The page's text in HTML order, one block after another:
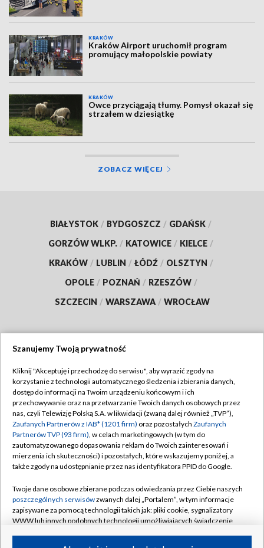
KRAKÓW
Kraków Airport uruchomił program
promujący małopolskie powiaty
KRAKÓW
Owce przyciągają tłumy. Pomysł okazał się
strzałem w dziesiątkę
ZOBACZ WIĘCEJ
BIAŁYSTOK / BYDGOSZCZ / GDAŃSK /
GORZÓW WLKP. / KATOWICE / KIELCE /
KRAKÓW / LUBLIN / ŁÓDŹ / OLSZTYN /
OPOLE / POZNAŃ / RZESZÓW /
SZCZECIN / WARSZAWA / WROCŁAW
TVP
Abonament TVP
Emisja w TVP
Centrum informacji TVP
Naziemna Telewizja Cyfrowa
Rada Programowa
System NOS
Informacje o nadawcy
Regulamin TVP
Polityka prywatności
Moje zgody
Pomoc
Kontakt
Kanały
Szanujemy Twoją prywatność
Kliknij "Akceptuję i przechodzę do serwisu", aby wyrazić zgody na
korzystanie z technologii automatycznego śledzenia i zbierania danych,
dostęp do informacji na Twoim urządzeniu końcowym i ich
przechowywanie oraz na przetwarzanie Twoich danych osobowych przez
nas, czyli Telewizję Polską S.A. w likwidacji (zwaną dalej również „TVP”),
Zaufanych Partnerów z IAB* (1201 firm) oraz pozostałych Zaufanych
Partnerów TVP (93 firm), w celach marketingowych (w tym do
zautomatyzowanego dopasowania reklam do Twoich zainteresowań i
mierzenia ich skuteczności) i pozostałych, które wskazujemy poniżej, a
także zgody na udostępnianie przez nas identyfikatora PPID do Google.
Twoje dane osobowe zbierane podczas odwiedzania przez Ciebie naszych
poszczególnych serwisówzwanych dalej „Portalem”, w tym informacje
zapisywane za pomocą technologii takich jak: pliki cookie, sygnalizatory
WWW lub innych podobnych technologii umożliwiających świadczenie